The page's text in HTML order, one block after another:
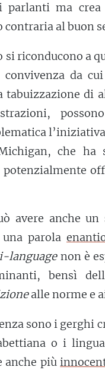
parlanti ma
contraria al buon
si riconducono a
da
tabuizzazione di
che
avere anche
parola
languagenon è
bensì
alle norme e
sono i gerghi
o i
anche più